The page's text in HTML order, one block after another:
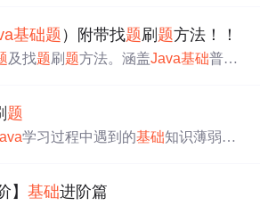
基础题 ）附带找题刷 题方法！！
及找题刷题方法。涵盖Java基础普通
面试出
题
学习过程中遇到的基础知识薄弱问
键字的使用等知识点。还提到了局
】基础进阶篇